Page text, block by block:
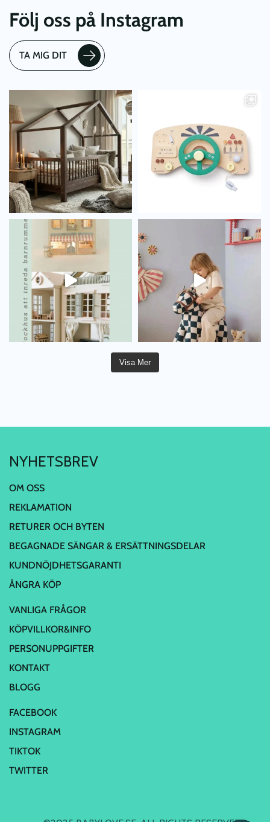
Följ oss på Instagram
TA MIG DIT
Visa Mer
NYHETSBREV
OM OSS
REKLAMATION
RETURER OCH BYTEN
BEGAGNADE SÄNGAR & ERSÄTTNINGSDELAR
KUNDNÖJDHETSGARANTI
ÅNGRA KÖP
VANLIGA FRÅGOR
KÖPVILLKOR&INFO
PERSONUPPGIFTER
KONTAKT
BLOGG
FACEBOOK
INSTAGRAM
TIKTOK
TWITTER